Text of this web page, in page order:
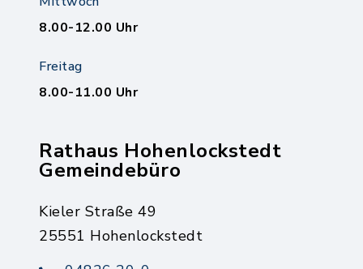
8.00-12.00 Uhr
Freitag
8.00-11.00 Uhr
Rathaus Hohenlockstedt
Gemeindebüro
Kieler Straße 49
25551 Hohenlockstedt